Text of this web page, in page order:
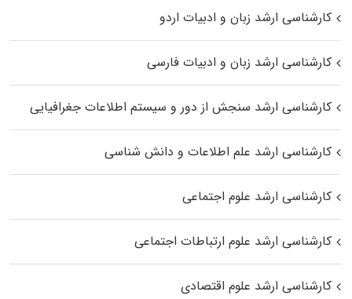
کارشناسی ارشد زبان و ادبیات اردو
کارشناسی ارشد زبان و ادبیات فارسی
کارشناسی ارشد سنجش از دور و سیستم اطلاعات جغرافیایی
کارشناسی ارشد علم اطلاعات و دانش شناسی
کارشناسی ارشد علوم اجتماعی
کارشناسی ارشد علوم ارتباطات اجتماعی
کارشناسی ارشد علوم اقتصادی